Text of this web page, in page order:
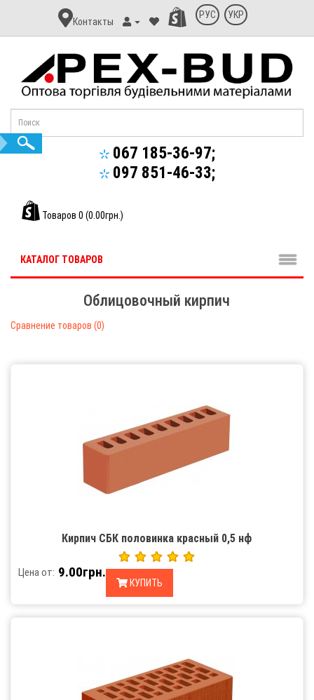
Контакт
Апекс-
Контакты
РУС УКР
067 185-36-97;
097 851-46-33;
Товаров 0 (0.00грн.)
КАТАЛОГ ТОВАРОВ
Облицовочный кирпич
Сравнение товаров (0)
Кирпич СБК половинка красный 0,5 нф
Цена от: 9.00грн.
КУПИТЬ